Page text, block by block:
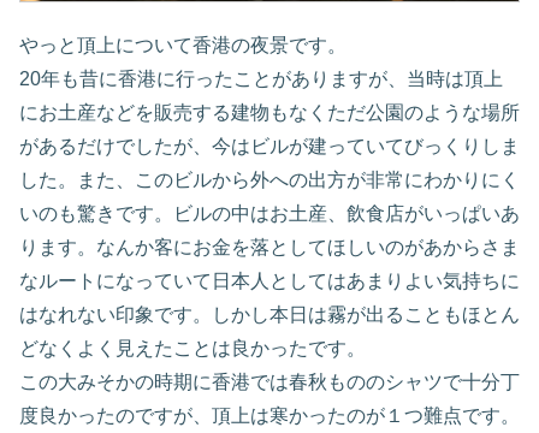
やっと頂上について香港の夜景です。
20年も昔に香港に行ったことがありますが、当時は頂上
にお土産などを販売する建物もなくただ公園のような場所
があるだけでしたが、今はビルが建っていてびっくりしま
した。また、このビルから外への出方が非常にわかりにく
いのも驚きです。ビルの中はお土産、飲食店がいっぱいあ
ります。なんか客にお金を落としてほしいのがあからさま
なルートになっていて日本人としてはあまりよい気持ちに
はなれない印象です。しかし本日は霧が出ることもほとん
どなくよく見えたことは良かったです。
この大みそかの時期に香港では春秋もののシャツで十分丁
度良かったのですが、頂上は寒かったのが１つ難点です。